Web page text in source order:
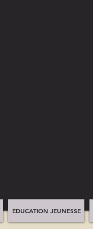
EDUCATION JEUNESSE